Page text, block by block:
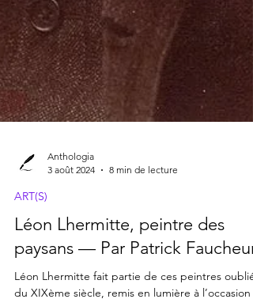
ART(S)
Léon Lhermitte, peintre des
paysans — Par Patrick Faucheur